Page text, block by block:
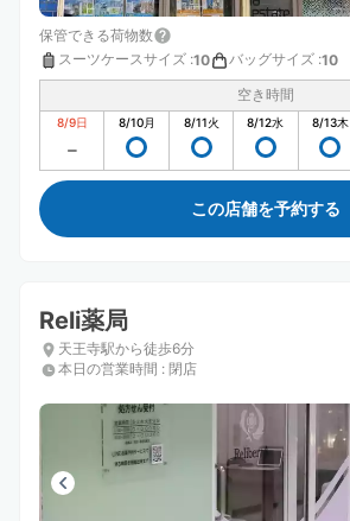
保管できる荷物数
スーツケースサイズ :10 バッグサイズ :10
空き時間
8/9日 8/10月 8/11火 8/12水 8/13木
この店舗を予約する
Reli薬局
天王寺駅から徒歩6分
本日の営業時間 : 閉店